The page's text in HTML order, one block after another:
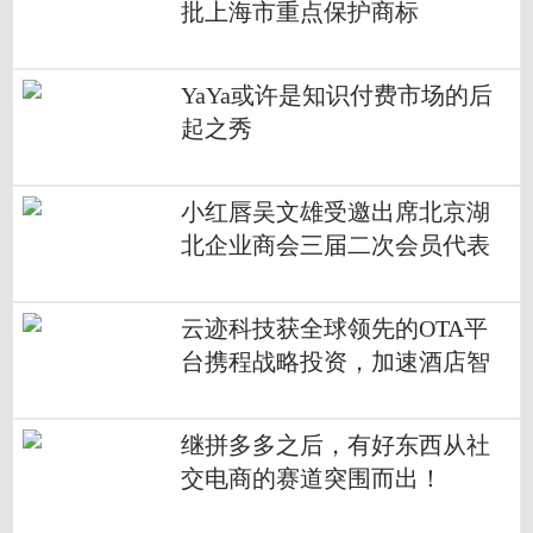
批上海市重点保护商标
YaYa或许是知识付费市场的后
起之秀
小红唇吴文雄受邀出席北京湖
北企业商会三届二次会员代表
云迹科技获全球领先的OTA平
台携程战略投资，加速酒店智
继拼多多之后，有好东西从社
交电商的赛道突围而出！